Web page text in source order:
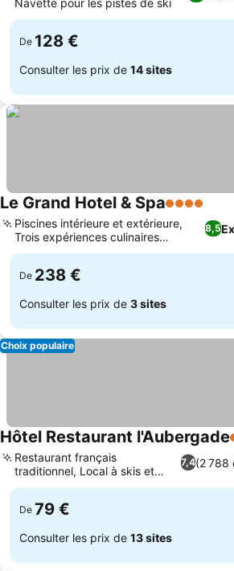
Navette pour les pistes de ski
De 128 €
Consulter les prix de 14 sites
Le Grand Hotel & Spa4 Étoiles
8,5
Piscines intérieure et extérieure,
Trois expériences culinaires
différentes
De 238 €
Consulter les prix de 3 sites
Choix populaire
Hôtel Restaurant l'Aubergade
7,4(2 788
Restaurant français
traditionnel, Local à skis et
vélos
De 79 €
Consulter les prix de 13 sites